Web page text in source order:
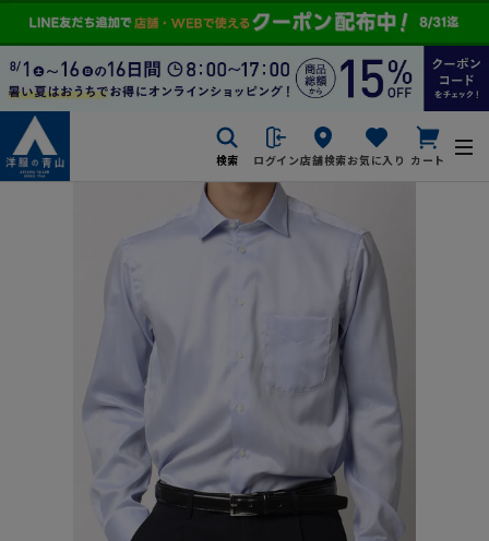
検索 ログイン店舗検索お気に入り カート